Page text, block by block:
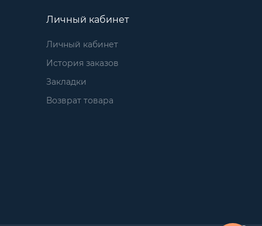
Личный кабинет
Личный кабинет
История заказов
Закладки
Возврат товара